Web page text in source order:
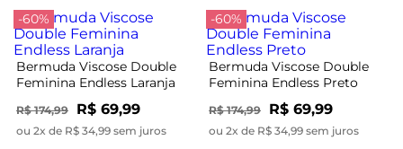
-60%
Bermuda Viscose Double
Feminina Endless Laranja
R$ 174,99 R$ 69,99
ou 2x de R$ 34,99 sem juros
-60%
Bermuda Viscose Double
Feminina Endless Preto
R$ 174,99 R$ 69,99
ou 2x de R$ 34,99 sem juros